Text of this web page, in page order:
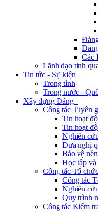
Các
Lãnh đạo tỉnh
Tin tức - Sự kiện
Trong tỉnh
Trong nước -
Xây dựng Đảng
Công tác Tuyên
Tin hoạt
Tin hoạt
Nghiên
Đưa nghị
Bảo vệ
Học tập
Công tác Tổ chức
Công tác
Nghiên
Quy trình
Công tác Kiểm